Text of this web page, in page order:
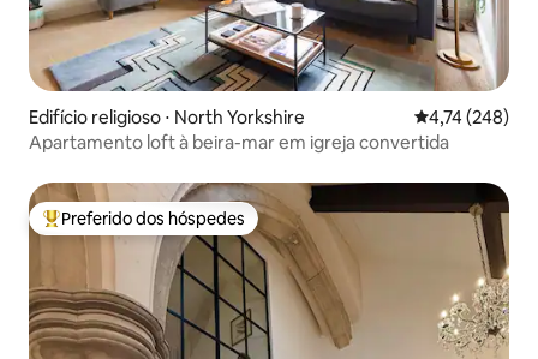
Edifício religioso ⋅ North Yorkshire 4,74 de uma
4,74 (248)
Apartamento loft à beira-mar em igreja convertida
Entre os melhores preferidos dos hóspedes
Preferido dos hóspedes